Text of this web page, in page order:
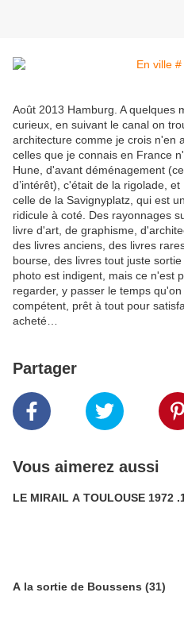
Août 2013 Hamburg. A quelques
curieux, en suivant le canal on
architecture comme je crois n'en
celles que je connais en France
Hune, d'avant déménagement
d’intérêt), c'était de la rigolade,
celle de la Savignyplatz, qui est
ridicule à coté. Des rayonnages
livre d'art, de graphisme,
des livres anciens, des livres
bourse, des livres tout juste
photo est indigent, mais ce n'est
regarder, y passer le temps
compétent, prêt à tout pour
acheté…
Partager
Vous aimerez aussi
LE MIRAIL A TOULOUSE 1972
A la sortie de Boussens (31)